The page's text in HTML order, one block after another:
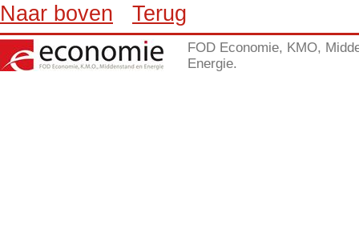
Naar boven Terug
FOD Economie, KMO,
Energie.